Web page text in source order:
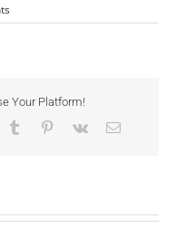
Your Platform!
Tumblr Pinterest
Vk Email